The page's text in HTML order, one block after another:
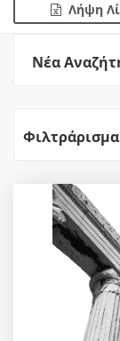
Λήψη
Νέα
Φιλτράρισμα